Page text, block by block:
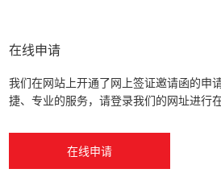
在线申请
我们在网站上开通了网上签证邀请函的申
捷、专业的服务，请登录我们的网址进行在
在线申请